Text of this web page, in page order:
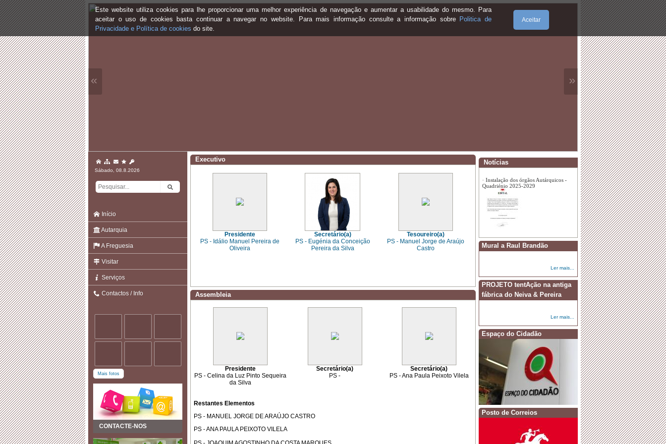
Este website utiliza cookies para lhe proporcionar uma melhor experiência de navegação e aumentar a usabilidade do mesmo. Para
aceitar o uso de cookies basta continuar a navegar no website. Para mais informação consulte a informação sobre Politica de
Privacidade e Política de cookies do site.
Aceitar
« »
Sábado, 08.8.2026
Início
Autarquia
A Freguesia
Visitar
Serviços
Contactos / Info
Mais fotos
CONTACTE-NOS
Executivo
Presidente
PS - Idálio Manuel Pereira de
Oliveira
Secretário(a)
PS - Eugénia da Conceição
Pereira da Silva
Tesoureiro(a)
PS - Manuel Jorge de Araújo
Castro
Assembleia
Presidente
PS - Celina da Luz Pinto Sequeira
da Silva
Secretário(a)
PS -
Secretário(a)
PS - Ana Paula Peixoto Vilela
Restantes Elementos
PS - MANUEL JORGE DE ARAÚJO CASTRO
PS - ANA PAULA PEIXOTO VILELA
Notícias
𝐆𝐚𝐥𝐚 𝐄𝐪𝐮𝐞𝐬𝐭𝐫𝐞
Mural a Raul Brandão
Ler mais...
PROJETO tentAção na antiga
fábrica do Neiva & Pereira
Ler mais...
Espaço do Cidadão
Posto de Correios